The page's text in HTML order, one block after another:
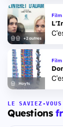
+2 autres
Film
Hoyts
Film
LE SAVIEZ-
Questions